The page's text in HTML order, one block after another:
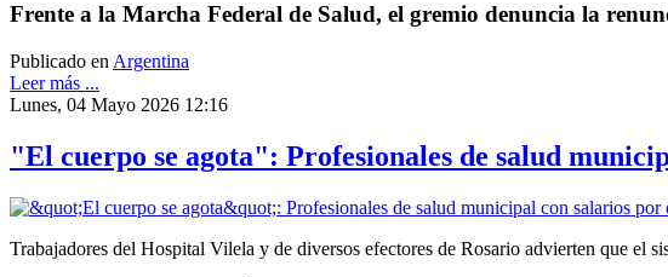
Frente a la Marcha Federal de Salud, el gremio denuncia la
Publicado en Argentina
Leer más ...
Lunes, 04 Mayo 2026 12:16
"El cuerpo se agota": Profesionales de salud
Trabajadores del Hospital Vilela y de diversos efectores de Rosario advierten que el